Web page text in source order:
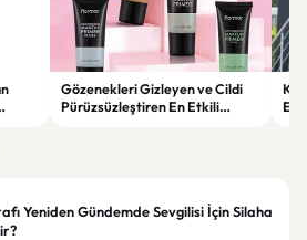
Gözenekleri Gizleyen ve Cildi
Pürüzsüzleştiren En Etkili
Yeniden Gündemde Sevgilisi İçin Silaha